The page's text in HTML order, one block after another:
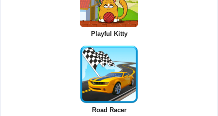
Playful Kitty
Road Racer